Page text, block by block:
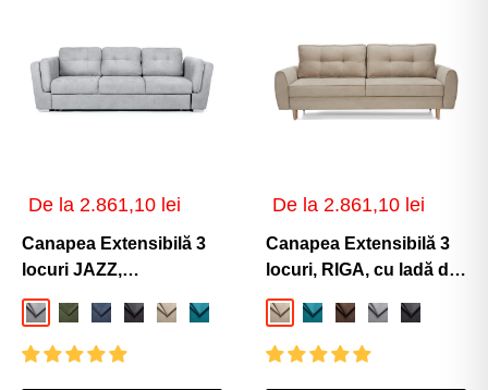
Preț
vânzare
De la 2.861,10 lei
Canapea Extensibilă 3
locuri JAZZ,
250x105x90 cm
Gri-Deschis-Enjoy
Verde-Enjoy
Albastru-Inchis-Enjoy
Gri-Inchis-Enjoy
Bej-EnjoyTurcoaz-Enjoy
Preț
vânzare
De la 2.861,10 lei
Canapea Extensibilă 3
locuri, RIGA, cu ladă de
depozitare, 229x90x90
cm
Bej-Enjoy
Turcoaz-Enjoy
Maro-Enjoy
Gri-EnjoyGri-Inchis-